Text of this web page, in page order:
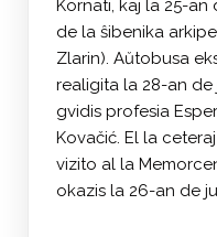
Kornati, kaj la 25-
de la ŝibenika
Zlarin). Aŭtobusa
realigita la 28-an de
gvidis profesia
Kovačić. El la
vizito al la
okazis la 26-an de